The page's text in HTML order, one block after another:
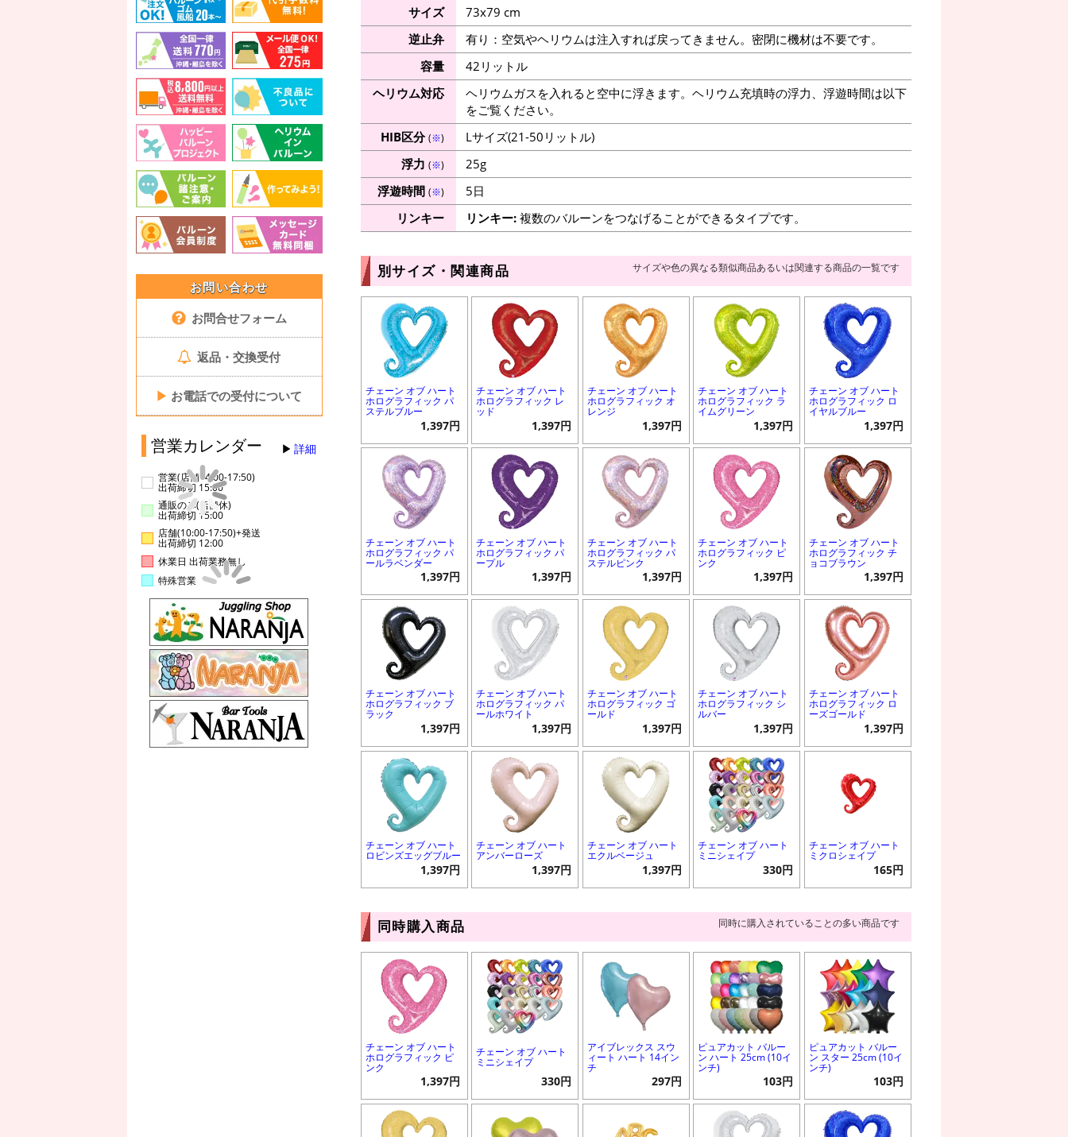
お問い合わせ
お問合せフォーム
返品・交換受付
▶ お電話での受付について
営業カレンダー 詳細
営業(店舗14:00-17:50)
出荷締切 15:00
通販のみ(店舗休)
出荷締切 15:00
店舗(10:00-17:50)+発送
出荷締切 12:00
休業日 出荷業務無し
特殊営業
サイズ
73x79 cm
逆止弁
有り：空気やヘリウムは注入すれば戻ってきません。密閉に機材は不要です。
容量
42リットル
ヘリウム対応
ヘリウムガスを入れると空中に浮きます。ヘリウム充填時の浮力、浮遊時間は以下
をご覧ください。
HIB区分(※)
Lサイズ(21-50リットル)
浮力 (※)
25g
浮遊時間 (※)
5日
リンキー
リンキー:複数のバルーンをつなげることができるタイプです。
別サイズ・関連商品 サイズや色の異なる類似商品あるいは関連する商品の一覧です
チェーン オブ ハート
ホログラフィック パ
ステルブルー
1,397円
チェーン オブ ハート
ホログラフィック レ
ッド
1,397円
チェーン オブ ハート
ホログラフィック オ
レンジ
1,397円
チェーン オブ ハート
ホログラフィック ラ
イムグリーン
1,397円
チェーン オブ ハート
ホログラフィック ロ
イヤルブルー
1,397円
チェーン オブ ハート
ホログラフィック パ
ールラベンダー
1,397円
チェーン オブ ハート
ホログラフィック パ
ープル
1,397円
チェーン オブ ハート
ホログラフィック パ
ステルピンク
1,397円
チェーン オブ ハート
ホログラフィック ピ
ンク
1,397円
チェーン オブ ハート
ホログラフィック チ
ョコブラウン
1,397円
チェーン オブ ハート
ホログラフィック ブ
ラック
1,397円
チェーン オブ ハート
ホログラフィック パ
ールホワイト
1,397円
チェーン オブ ハート
ホログラフィック ゴ
ールド
1,397円
チェーン オブ ハート
ホログラフィック シ
ルバー
1,397円
チェーン オブ ハート
ホログラフィック ロ
ーズゴールド
1,397円
チェーン オブ ハート
ロビンズエッグブルー
1,397円
チェーン オブ ハート
アンバーローズ
1,397円
チェーン オブ ハート
エクルベージュ
1,397円
チェーン オブ ハート
ミニシェイプ
330円
チェーン オブ ハート
ミクロシェイプ
165円
同時購入商品 同時に購入されていることの多い商品です
チェーン オブ ハート
ホログラフィック ピ
ンク
1,397円
チェーン オブ ハート
ミニシェイプ
330円
アイブレックス スウ
ィート ハート 14イン
チ
297円
ピュアカット バルー
ン ハート 25cm (10イ
ンチ)
103円
ピュアカット バルー
ン スター 25cm (10イ
ンチ)
103円